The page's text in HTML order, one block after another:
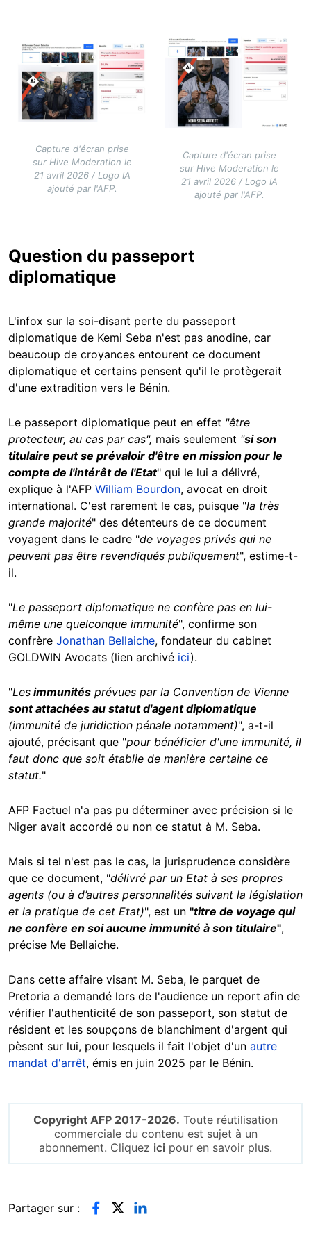
Image
Capture d'écran prise
sur Hive Moderation le
21 avril 2026 / Logo IA
ajouté par l'AFP.
Image
Capture d'écran prise
sur Hive Moderation le
21 avril 2026 / Logo IA
ajouté par l'AFP.
Question du passeport
diplomatique
L'infox sur la soi-disant perte du passeport
diplomatique de Kemi Seba n'est pas anodine, car
beaucoup de croyances entourent ce document
diplomatique et certains pensent qu'il le protègerait
d'une extradition vers le Bénin.
Le passeport diplomatique peut en effet "être
protecteur, au cas par cas", mais seulement "si son
titulaire peut se prévaloir d'être en mission pour le
compte de l'intérêt de l'Etat" qui le lui a délivré,
explique à l'AFP William Bourdon, avocat en droit
international. C'est rarement le cas, puisque "la très
grande majorité" des détenteurs de ce document
voyagent dans le cadre "de voyages privés qui ne
peuvent pas être revendiqués publiquement", estime-t-
il.
"Le passeport diplomatique ne confère pas en lui-
même une quelconque immunité", confirme son
confrère Jonathan Bellaiche, fondateur du cabinet
GOLDWIN Avocats (lien archivé ici).
"Les immunités prévues par la Convention de Vienne
sont attachées au statut d'agent diplomatique
(immunité de juridiction pénale notamment)", a-t-il
ajouté, précisant que "pour bénéficier d'une immunité, il
faut donc que soit établie de manière certaine ce
statut."
AFP Factuel n'a pas pu déterminer avec précision si le
Niger avait accordé ou non ce statut à M. Seba.
Mais si tel n'est pas le cas, la jurisprudence considère
que ce document, "délivré par un Etat à ses propres
agents (ou à d’autres personnalités suivant la législation
et la pratique de cet Etat)", est un "titre de voyage qui
ne confère en soi aucune immunité à son titulaire",
précise Me Bellaiche.
Dans cette affaire visant M. Seba, le parquet de
Pretoria a demandé lors de l'audience un report afin de
vérifier l'authenticité de son passeport, son statut de
résident et les soupçons de blanchiment d'argent qui
pèsent sur lui, pour lesquels il fait l'objet d'un autre
mandat d'arrêt, émis en juin 2025 par le Bénin.
Copyright AFP 2017-2026. Toute réutilisation
commerciale du contenu est sujet à un
abonnement. Cliquez ici pour en savoir plus.
Partager sur :